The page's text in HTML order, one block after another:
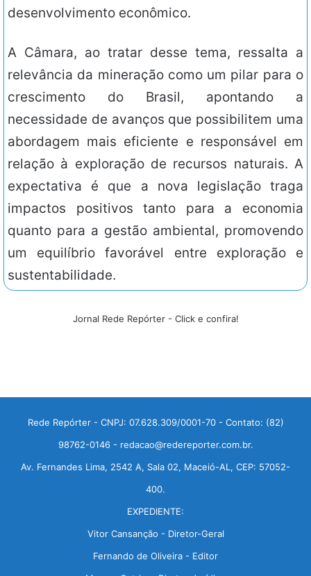
desenvolvimento econômico.
A Câmara, ao tratar desse tema, ressalta a
relevância da mineração como um pilar para o
crescimento do Brasil, apontando a
necessidade de avanços que possibilitem uma
abordagem mais eficiente e responsável em
relação à exploração de recursos naturais. A
expectativa é que a nova legislação traga
impactos positivos tanto para a economia
quanto para a gestão ambiental, promovendo
um equilíbrio favorável entre exploração e
sustentabilidade.
Jornal Rede Repórter - Click e confira!
Rede Repórter - CNPJ: 07.628.309/0001-70 - Contato: (82)
98762-0146 - redacao@redereporter.com.br.
Av. Fernandes Lima, 2542 A, Sala 02, Maceió-AL, CEP: 57052-
400.
EXPEDIENTE:
Vitor Cansanção - Diretor-Geral
Fernando de Oliveira - Editor